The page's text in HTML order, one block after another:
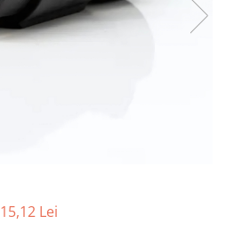
15,12 Lei